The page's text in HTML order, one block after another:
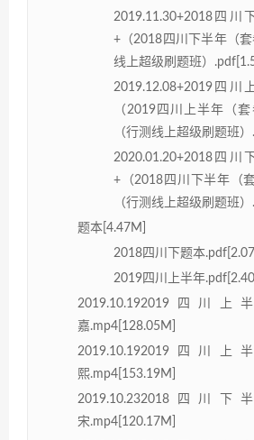
2019.11.30+2018四
+（2018四川下半年（
线上超级刷题班）
2019.12.08+2019四
（2019四川上半年（
（行测线上超级刷题班
2020.01.20+2018四
+（2018四川下半年（
（行测线上超级刷题班
题本[4.47M]
2018四川下题本
2019四川上半年
2019.10.192019四川
嘉.mp4[128.05M]
2019.10.192019四川
熙.mp4[153.19M]
2019.10.232018四川
宋.mp4[120.17M]